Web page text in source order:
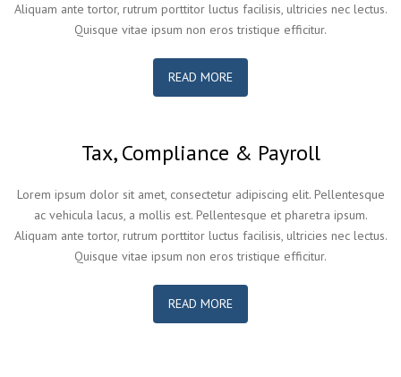
Aliquam ante tortor, rutrum porttitor luctus facilisis, ultricies nec lectus.
Quisque vitae ipsum non eros tristique efficitur.
READ MORE
Tax, Compliance & Payroll
Lorem ipsum dolor sit amet, consectetur adipiscing elit. Pellentesque
ac vehicula lacus, a mollis est. Pellentesque et pharetra ipsum.
Aliquam ante tortor, rutrum porttitor luctus facilisis, ultricies nec lectus.
Quisque vitae ipsum non eros tristique efficitur.
READ MORE